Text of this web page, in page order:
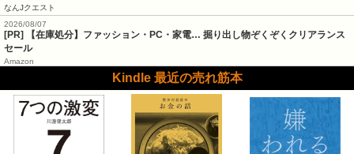
なんJクエスト
2026/08/07
[PR] 【在庫処分】ファッション・PC・家電… 掘り出し物ぞくぞくクリアランス
セール
Amazon
Kindle 最近の売れ筋本